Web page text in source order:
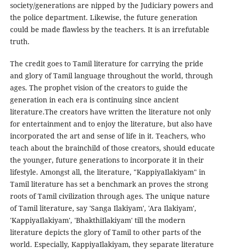
society/generations are nipped by the Judiciary powers and
the police department. Likewise, the future generation
could be made flawless by the teachers. It is an irrefutable
truth.
The credit goes to Tamil literature for carrying the pride
and glory of Tamil language throughout the world, through
ages. The prophet vision of the creators to guide the
generation in each era is continuing since ancient
literature.The creators have written the literature not only
for entertainment and to enjoy the literature, but also have
incorporated the art and sense of life in it. Teachers, who
teach about the brainchild of those creators, should educate
the younger, future generations to incorporate it in their
lifestyle. Amongst all, the literature, "KappiyaIlakiyam" in
Tamil literature has set a benchmark an proves the strong
roots of Tamil civilization through ages. The unique nature
of Tamil literature, say 'Sanga Ilakiyam', 'Ara Ilakiyam',
'KappiyaIlakiyam', 'BhakthiIlakiyam' till the modern
literature depicts the glory of Tamil to other parts of the
world. Especially, KappiyaIlakiyam, they separate literature